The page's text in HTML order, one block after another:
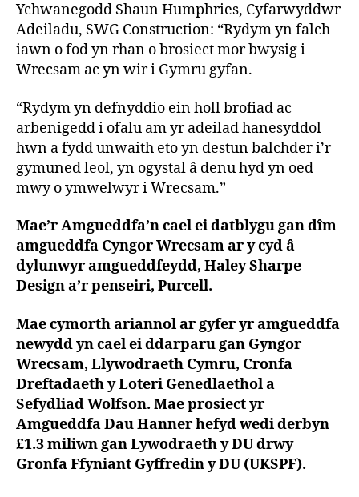
Ychwanegodd Shaun Humphries, Cyfarwyddwr
Adeiladu, SWG Construction: “Rydym yn falch
iawn o fod yn rhan o brosiect mor bwysig i
Wrecsam ac yn wir i Gymru gyfan.
“Rydym yn defnyddio ein holl brofiad ac
arbenigedd i ofalu am yr adeilad hanesyddol
hwn a fydd unwaith eto yn destun balchder i’r
gymuned leol, yn ogystal â denu hyd yn oed
mwy o ymwelwyr i Wrecsam.”
Mae’r Amgueddfa’n cael ei datblygu gan dîm
amgueddfa Cyngor Wrecsam ar y cyd â
dylunwyr amgueddfeydd, Haley Sharpe
Design a’r penseiri, Purcell.
Mae cymorth ariannol ar gyfer yr amgueddfa
newydd yn cael ei ddarparu gan Gyngor
Wrecsam, Llywodraeth Cymru, Cronfa
Dreftadaeth y Loteri Genedlaethol a
Sefydliad Wolfson. Mae prosiect yr
Amgueddfa Dau Hanner hefyd wedi derbyn
£1.3 miliwn gan Lywodraeth y DU drwy
Gronfa Ffyniant Gyffredin y DU (UKSPF).